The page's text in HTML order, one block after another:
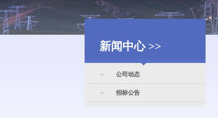
新闻中心 >>
公司动态
招标公告